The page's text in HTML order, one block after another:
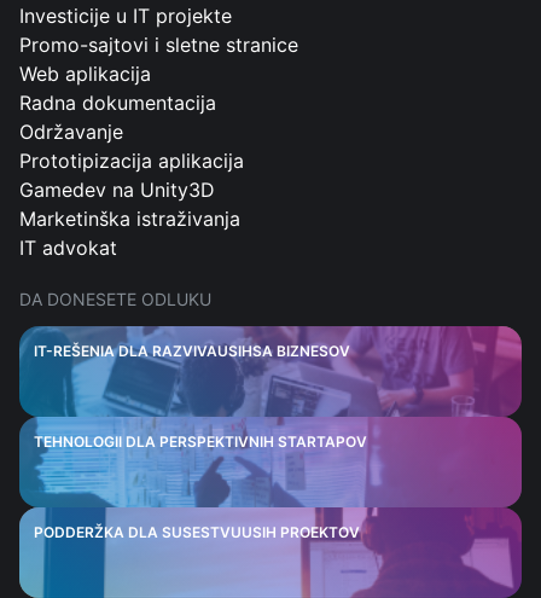
Investicije u IT projekte
Promo-sajtovi i sletne stranice
Web aplikacija
Radna dokumentacija
Održavanje
Prototipizacija aplikacija
Gamedev na Unity3D
Marketinška istraživanja
IT advokat
DA DONESETE ODLUKU
IT-REŠENIA DLA RAZVIVAUSIHSA BIZNESOV
TEHNOLOGII DLA PERSPEKTIVNIH STARTAPOV
PODDERŽKA DLA SUSESTVUUSIH PROEKTOV